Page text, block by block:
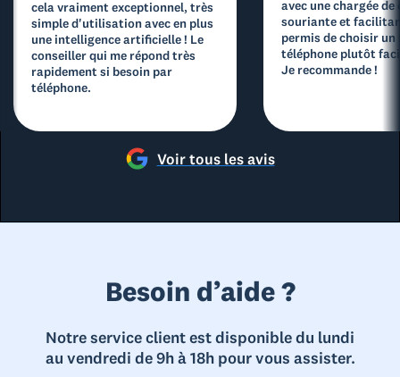
cela vraiment exceptionnel, très
simple d'utilisation avec en plus
une intelligence artificielle ! Le
conseiller qui me répond très
rapidement si besoin par
téléphone.
avec une chargée de
souriante et
permis de choisir un
téléphone plutôt
Je recommande !
Voir tous les avis
Besoin d’aide ?
Notre service client est disponible du lundi
au vendredi de 9h à 18h pour vous assister.